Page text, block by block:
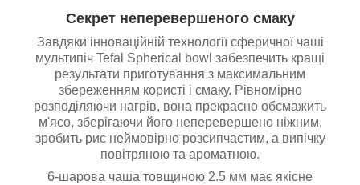
Секрет неперевершеного смаку
Завдяки інноваційній технології сферичної чаші
мультипіч Tefal Spherical bowl забезпечить кращі
результати приготування з максимальним
збереженням користі і смаку. Рівномірно
розподіляючи нагрів, вона прекрасно обсмажить
м'ясо, зберігаючи його неперевершено ніжним,
зробить рис неймовірно розсипчастим, а випічку
повітряною та ароматною.
6-шарова чаша товщиною 2.5 мм має якісне